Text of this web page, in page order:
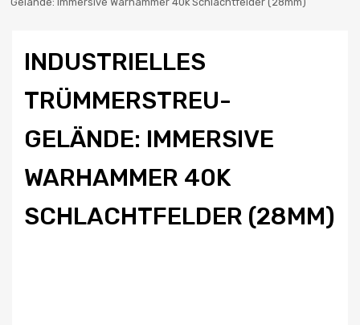
INDUSTRIELLES
TRÜMMERSTREU-
GELÄNDE: IMMERSIVE
WARHAMMER 40K
SCHLACHTFELDER (28MM)